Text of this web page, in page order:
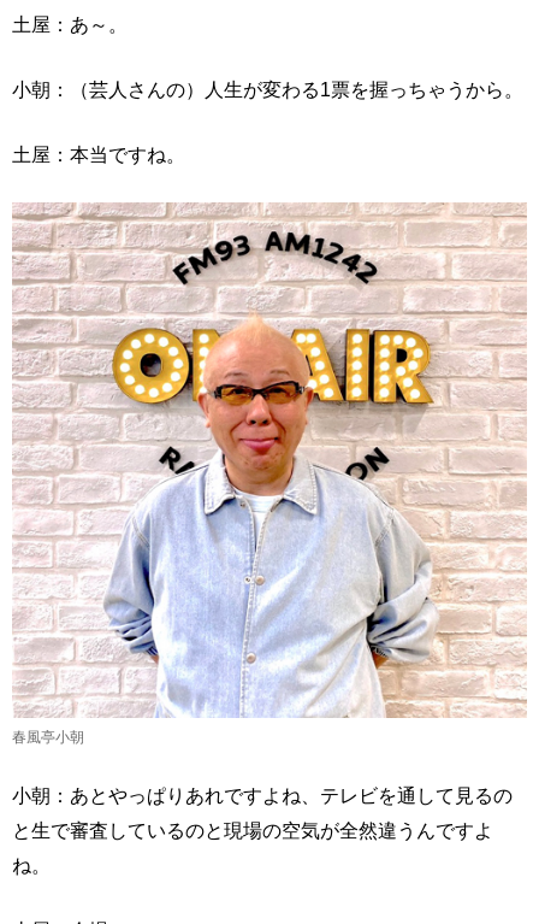
土屋：あ～。
小朝：（芸人さんの）人生が変わる1票を握っちゃうから。
土屋：本当ですね。
春風亭小朝
小朝：あとやっぱりあれですよね、テレビを通して見るの
と生で審査しているのと現場の空気が全然違うんですよ
ね。